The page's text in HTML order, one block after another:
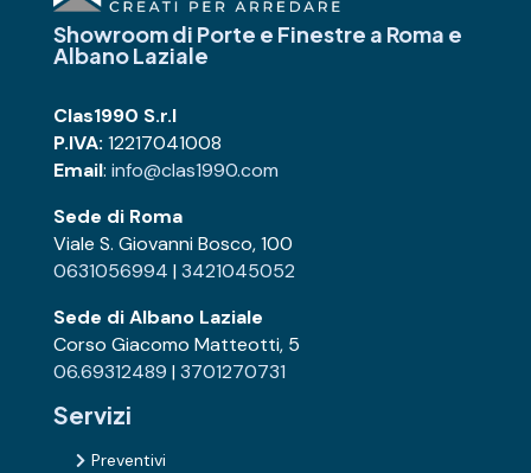
Showroom di Porte e Finestre a Roma e
Albano Laziale
Clas1990 S.r.l
P.IVA: 12217041008
Email: info@clas1990.com
Sede di Roma
Viale S. Giovanni Bosco, 100
0631056994 | 3421045052
Sede di Albano Laziale
Corso Giacomo Matteotti, 5
06.69312489 | 3701270731
Servizi
 Preventivi